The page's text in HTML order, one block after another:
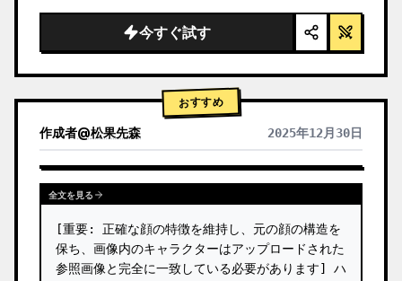
今すぐ試す
おすすめ
作成者@松果先森 2025年12月30日
全文を見る
[重要: 正確な顔の特徴を維持し、元の顔の構造を
保ち、画像内のキャラクターはアップロードされた
参照画像と完全に一致している必要があります] ハ